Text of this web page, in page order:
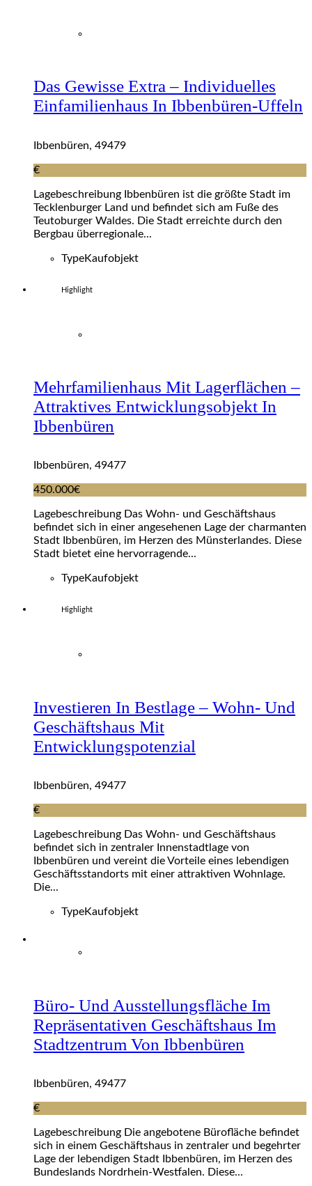
Das Gewisse Extra – Individuelles
Einfamilienhaus In Ibbenbüren-Uffeln
Ibbenbüren, 49479
€
Lagebeschreibung Ibbenbüren ist die größte Stadt im
Tecklenburger Land und befindet sich am Fuße des
Teutoburger Waldes. Die Stadt erreichte durch den
Bergbau überregionale...
TypeKaufobjekt
Highlight
Mehrfamilienhaus Mit Lagerflächen –
Attraktives Entwicklungsobjekt In
Ibbenbüren
Ibbenbüren, 49477
450.000€
Lagebeschreibung Das Wohn- und Geschäftshaus
befindet sich in einer angesehenen Lage der charmanten
Stadt Ibbenbüren, im Herzen des Münsterlandes. Diese
Stadt bietet eine hervorragende...
TypeKaufobjekt
Highlight
Investieren In Bestlage – Wohn- Und
Geschäftshaus Mit
Entwicklungspotenzial
Ibbenbüren, 49477
€
Lagebeschreibung Das Wohn- und Geschäftshaus
befindet sich in zentraler Innenstadtlage von
Ibbenbüren und vereint die Vorteile eines lebendigen
Geschäftsstandorts mit einer attraktiven Wohnlage.
Die...
TypeKaufobjekt
Büro- Und Ausstellungsfläche Im
Repräsentativen Geschäftshaus Im
Stadtzentrum Von Ibbenbüren
Ibbenbüren, 49477
€
Lagebeschreibung Die angebotene Bürofläche befindet
sich in einem Geschäftshaus in zentraler und begehrter
Lage der lebendigen Stadt Ibbenbüren, im Herzen des
Bundeslands Nordrhein-Westfalen. Diese...